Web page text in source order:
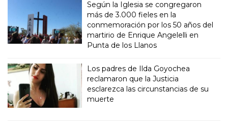
Según la Iglesia se congregaron
más de 3.000 fieles en la
conmemoración por los 50 años del
martirio de Enrique Angelelli en
Punta de los Llanos
Los padres de Ilda Goyochea
reclamaron que la Justicia
esclarezca las circunstancias de su
muerte